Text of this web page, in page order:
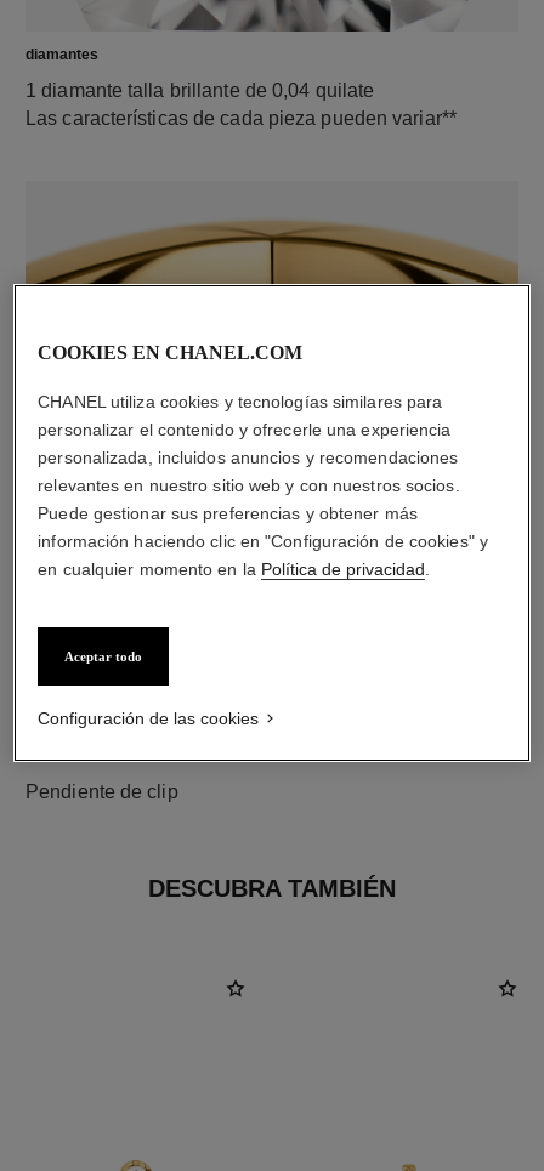
diamantes
1 diamante talla brillante de 0,04 quilate
Las características de cada pieza pueden variar**
Oro amarillo de 18 quilates
cierre
Pendiente de clip
DESCUBRA TAMBIÉN
COOKIES EN CHANEL.COM
CHANEL utiliza cookies y tecnologías similares para
personalizar el contenido y ofrecerle una experiencia
personalizada, incluidos anuncios y recomendaciones
relevantes en nuestro sitio web y con nuestros socios.
Puede gestionar sus preferencias y obtener más
información haciendo clic en "Configuración de cookies" y
en cualquier momento en la Política de privacidad
Aceptar todo
Configuración de las cookies